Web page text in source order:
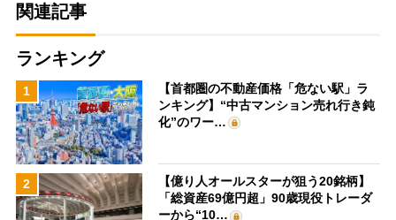
関連記事
ランキング
1
【首都圏の不動産価格「危ない駅」ラ
ンキング】“中古マンション売れ行き鈍
化”のワー…
2
【億り人オールスターが狙う20銘柄】
「総資産69億円超」90歳現役トレーダ
ーから“10…